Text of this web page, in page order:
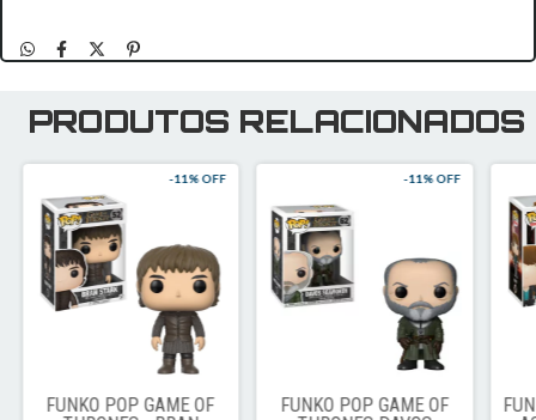
PRODUTOS RELACIONADOS
FUNKO POP GAME OF
-11% OFF
FUNKO POP GAME OF
-11% OFF